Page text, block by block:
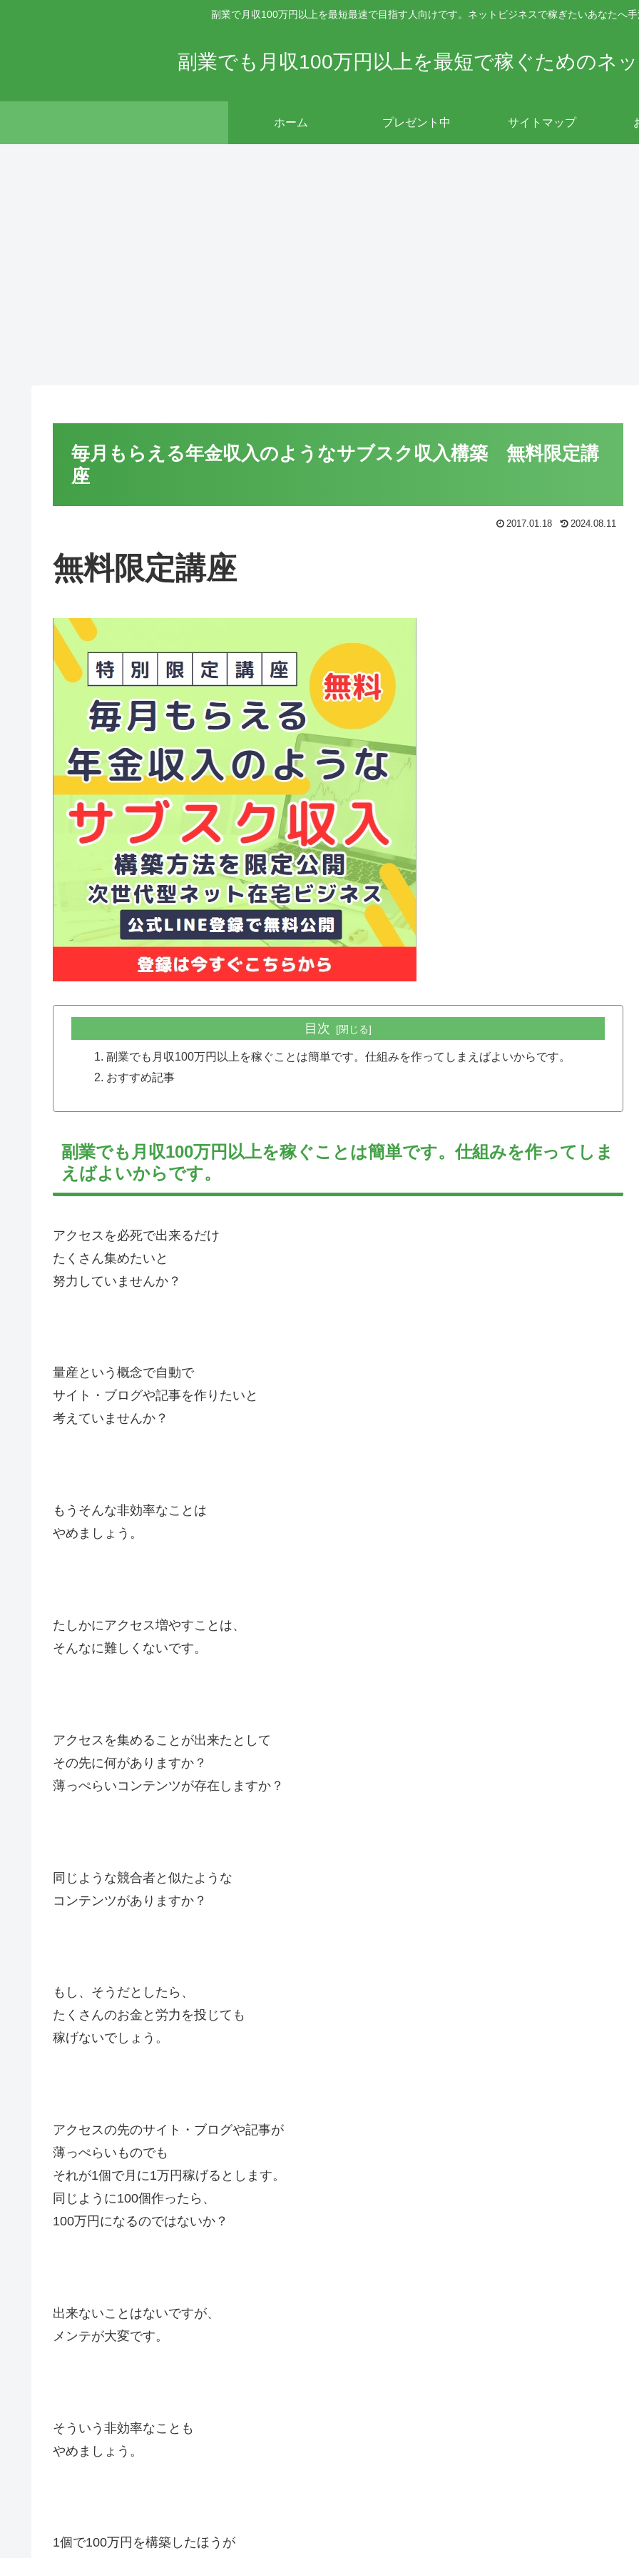
副業で月収100万円以上を最短最速で目指す人向けです。ネットビジネスで稼ぎたいあなたへ
副業でも月収100万円以上を最短で稼ぐためのネ
ホーム プレゼント中 サイトマップ
毎月もらえる年金収入のようなサブスク収入構築 無料限定講
座
2017.01.18 2024.08.11
無料限定講座
目次
副業でも月収100万円以上を稼ぐことは簡単です。仕組みを作ってしまえばよいからです。
おすすめ記事
副業でも月収100万円以上を稼ぐことは簡単です。仕組みを作ってしま
えばよいからです。
アクセスを必死で出来るだけ
たくさん集めたいと
努力していませんか？
量産という概念で自動で
サイト・ブログや記事を作りたいと
考えていませんか？
もうそんな非効率なことは
やめましょう。
たしかにアクセス増やすことは、
そんなに難しくないです。
アクセスを集めることが出来たとして
その先に何がありますか？
薄っぺらいコンテンツが存在しますか？
同じような競合者と似たような
コンテンツがありますか？
もし、そうだとしたら、
たくさんのお金と労力を投じても
稼げないでしょう。
アクセスの先のサイト・ブログや記事が
薄っぺらいものでも
それが1個で月に1万円稼げるとします。
同じように100個作ったら、
100万円になるのではないか？
出来ないことはないですが、
メンテが大変です。
そういう非効率なことも
やめましょう。
1個で100万円を構築したほうが